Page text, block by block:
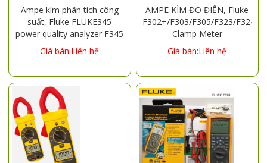
Ampe kìm phân tích công
suất, Fluke FLUKE345
power quality analyzer F345
tester FLUKE353/F355
clamp meter
Giá bán:Liên hệ
AMPE KÌM ĐO ĐIỆN, Fluke
F302+/F303/F305/F323/F324/
Clamp Meter
Giá bán:Liên hệ